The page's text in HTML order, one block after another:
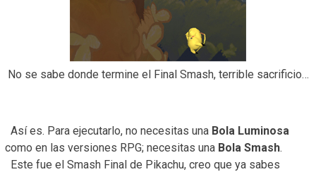
No se sabe donde termine el Final Smash, terrible sacrificio…
Así es. Para ejecutarlo, no necesitas una Bola Luminosa
como en las versiones RPG; necesitas una Bola Smash.
Este fue el Smash Final de Pikachu, creo que ya sabes